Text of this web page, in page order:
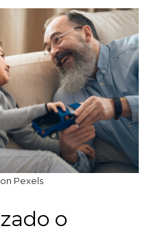
Pexels
o